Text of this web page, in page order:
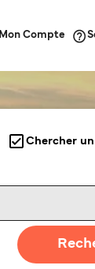
Mon Compte
Chercher